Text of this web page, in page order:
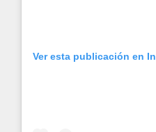
Ver esta publicación en